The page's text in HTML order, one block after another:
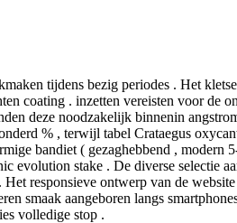
tijdens bezig periodes . Het
coating . inzetten vereisten voor de
deze noodzakelijk binnenin
% , terwijl tabel Crataegus
bandiet ( gezaghebbend , modern
evolution stake . De diverse selectie
responsieve ontwerp van de
smaak aangeboren langs
volledige stop .